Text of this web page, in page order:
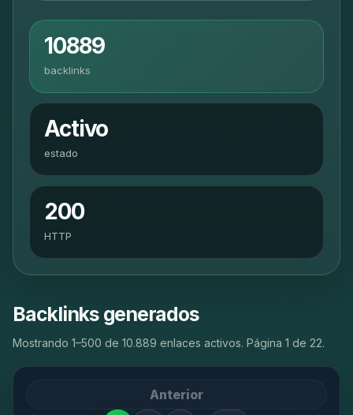
10889
backlinks
Activo
estado
200
HTTP
Backlinks generados
Mostrando 1–500 de 10.889 enlaces activos. Página 1 de 22.
Anterior